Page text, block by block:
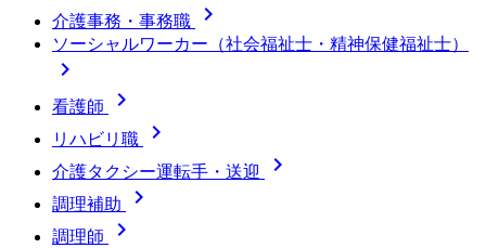
介護事務・事務職 
ソーシャルワーカー（社会福祉士・精神保健福祉士）

看護師 
リハビリ職 
介護タクシー運転手・送迎 
調理補助 
調理師 